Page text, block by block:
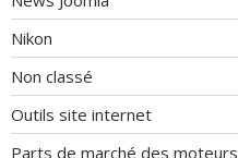
Nikon
Non classé
Outils site internet
Parts de marché des moteurs